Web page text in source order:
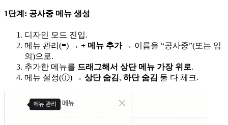
1단계: 공사중 메뉴 생성
디자인 모드 진입.
메뉴 관리(≡) → + 메뉴 추가→ 이름을 “공사중”(또는 임
의)으로.
추가한 메뉴를 드래그해서 상단 메뉴 가장 위로.
메뉴 설정(ⓘ) → 상단 숨김, 하단 숨김 둘 다 체크.